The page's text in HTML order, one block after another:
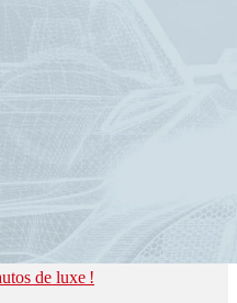
de luxe !